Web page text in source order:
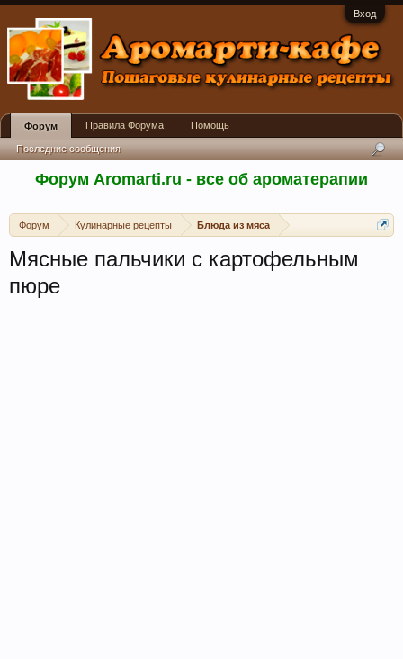
Вход
Форум Aromarti.ru - все об ароматерапии
Форум Кулинарные рецепты Блюда из мяса
Мясные пальчики с картофельным
пюре
Форум
Последние сообщения
Правила Форума Помощь